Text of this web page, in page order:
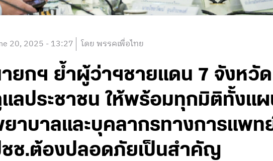
20, 2025 - 13:27 โดย พรรคเพื่อไทย
ยกฯ ย้ำผู้ว่าฯชายแดน 7 จังหวั
ลประชาชน ให้พร้อมทุกมิติทั้งแผ
าบาลและบุคลากรทางการแพท
ช.ต้องปลอดภัยเป็นสำคัญ